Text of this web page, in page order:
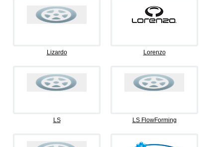
Lizardo Lorenzo
LS LS FlowForming